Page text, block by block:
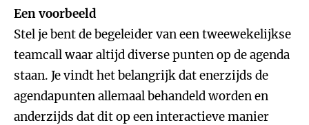
Een voorbeeld
Stel je bent de begeleider van een tweewekelijkse
teamcall waar altijd diverse punten op de agenda
staan. Je vindt het belangrijk dat enerzijds de
agendapunten allemaal behandeld worden en
anderzijds dat dit op een interactieve manier